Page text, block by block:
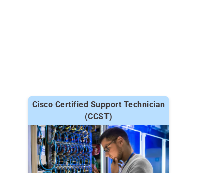
Cisco Certified Support Technician
(CCST)